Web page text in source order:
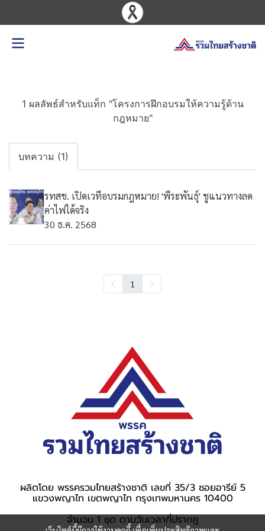
1 ผลลัพธ์สำหรับแท็ก "โครงการฝึกอบรมให้ความรู้ด้าน
กฎหมาย"
บทความ (1)
รทสช. เปิดเวทีอบรมกฎหมาย! 'พีระพันธุ์' ชูแนวทางลด
ค่าไฟได้จริง
30 ธ.ค. 2568
1
ผลิตโดย พรรครวมไทยสร้างชาติ เลขที่ 35/3 ซอยอารีย์ 5
แขวงพญาไท เขตพญาไท กรุงเทพมหานคร 10400
จำนวน 1 ชุด ตามวันเวลาที่ปรากฎ